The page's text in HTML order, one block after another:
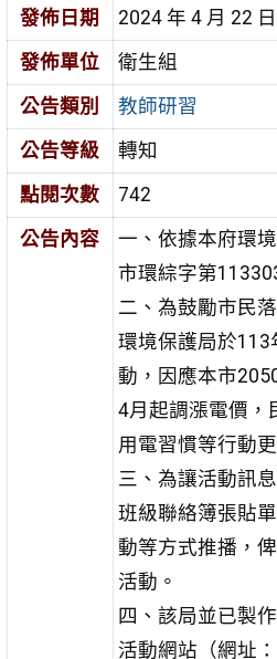
發佈日期
2024 年 4 月 22 日
發佈單位
衛生組
公告類別
教師研習
公告等級
轉知
點閱次數
742
公告內容
一、依據本府環
市環綜字第
二、為鼓勵市民
環境保護局於113
動，因應本市
4月起調漲電價，
用電習慣等行動
三、為讓活動訊
班級聯絡簿張貼
動等方式推播，
活動。
四、該局並已製
活動網站（網址